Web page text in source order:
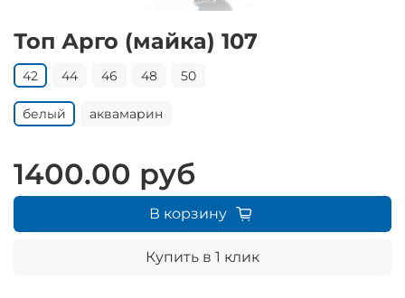
Топ Арго (майка) 107
42 44 46 48 50
белый аквамарин
1400.00 руб
В корзину
Купить в 1 клик